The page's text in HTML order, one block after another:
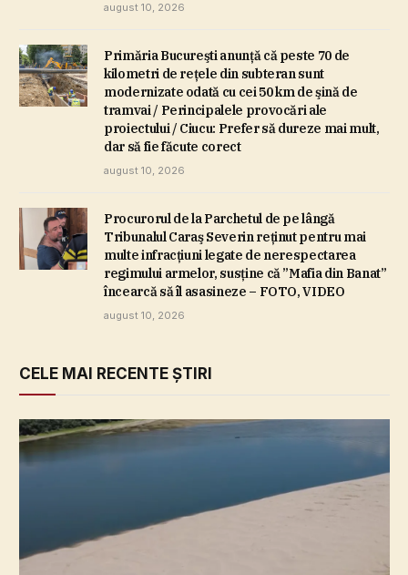
august 10, 2026
Primăria Bucureşti anunţă că peste 70 de
kilometri de reţele din subteran sunt
modernizate odată cu cei 50 km de şină de
tramvai / Perincipalele provocări ale
proiectului / Ciucu: Prefer să dureze mai mult,
dar să fie făcute corect
august 10, 2026
Procurorul de la Parchetul de pe lângă
Tribunalul Caraş Severin reţinut pentru mai
multe infracţiuni legate de nerespectarea
regimului armelor, susţine că ”Mafia din Banat”
încearcă să îl asasineze – FOTO, VIDEO
august 10, 2026
CELE MAI RECENTE ȘTIRI